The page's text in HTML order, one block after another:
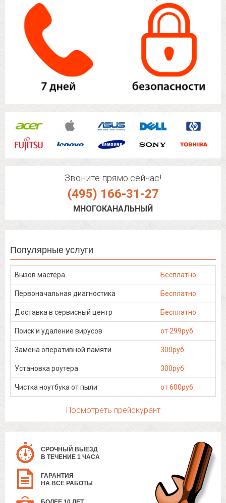
Звоните прямо сейчас!
(495) 166-31-27
МНОГОКАНАЛЬНЫЙ
Популярные услуги
Вызов мастера Бесплатно
Первоначальная диагностика Бесплатно
Доставка в сервисный центр Бесплатно
Поиск и удаление вирусов от 299руб.
Замена оперативной памяти 300руб.
Установка роутера 300руб.
Чистка ноутбука от пыли от 600руб.
Посмотреть прейскурант
СРОЧНЫЙ ВЫЕЗД
В ТЕЧЕНИЕ 1 ЧАСА
ГАРАНТИЯ
НА ВСЕ РАБОТЫ